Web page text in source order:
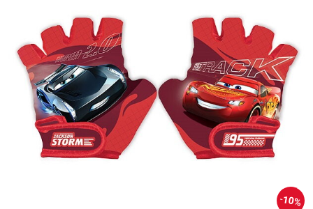
10%